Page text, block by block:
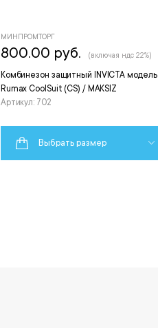
Комбинезон защитный INVICTA модель
Rumax CoolSuit (CS) / MAKSIZ
Артикул: 702
МИНПРОМТОРГ
800.00 руб. (включая ндс 22%)
Выбрать размер